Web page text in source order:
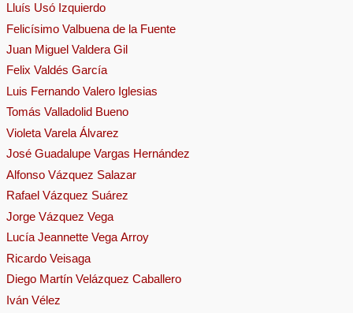
Lluís Usó Izquierdo
Felicísimo Valbuena de la Fuente
Juan Miguel Valdera Gil
Felix Valdés García
Luis Fernando Valero Iglesias
Tomás Valladolid Bueno
Violeta Varela Álvarez
José Guadalupe Vargas Hernández
Alfonso Vázquez Salazar
Rafael Vázquez Suárez
Jorge Vázquez Vega
Lucía Jeannette Vega Arroy
Ricardo Veisaga
Diego Martín Velázquez Caballero
Iván Vélez